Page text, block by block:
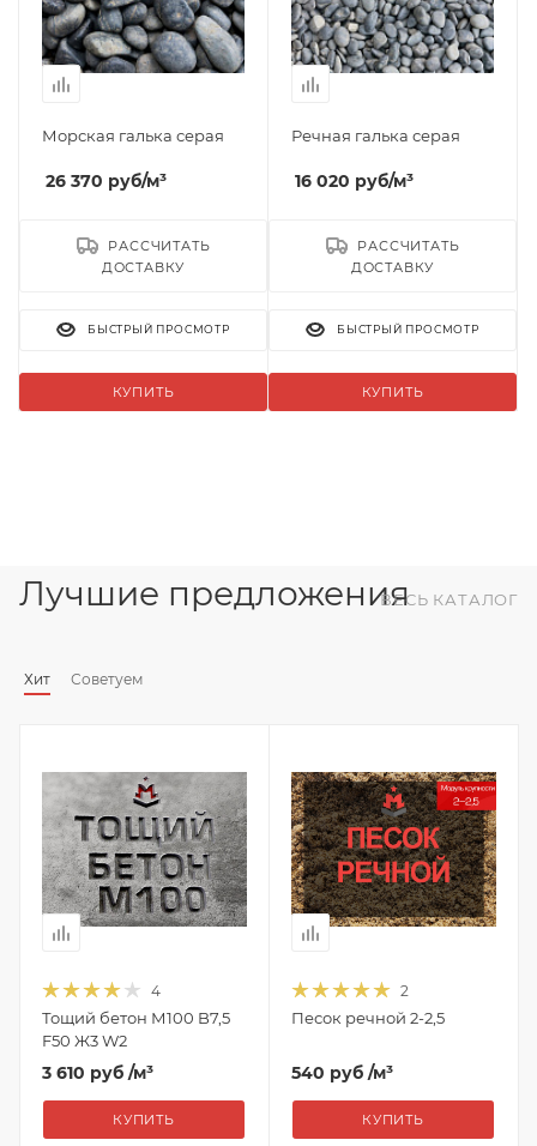
Морская галька серая
26 370 руб/м³
КУПИТЬ
РАССЧИТАТЬ
ДОСТАВКУ
БЫСТРЫЙ ПРОСМОТР
Речная галька серая
16 020 руб/м³
КУПИТЬ
РАССЧИТАТЬ
ДОСТАВКУ
БЫСТРЫЙ ПРОСМОТР
Лучшие предложения
Хит Советуем
ВЕСЬ КАТАЛОГ
4
Тощий бетон М100 B7,5
F50 Ж3 W2
3 610 руб /м³
КУПИТЬ
2
Песок речной 2-2,5
540 руб /м³
КУПИТЬ